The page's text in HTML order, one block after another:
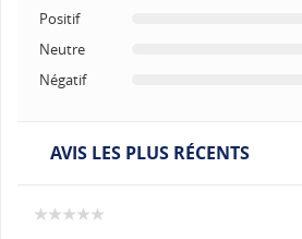
Positif
Neutre
Négatif
AVIS LES PLUS RÉCENTS